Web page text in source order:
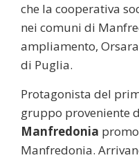
che la cooperativa
nei comuni di
ampliamento,
di Puglia.
Protagonista del
gruppo proveniente
Manfredonia
Manfredonia.